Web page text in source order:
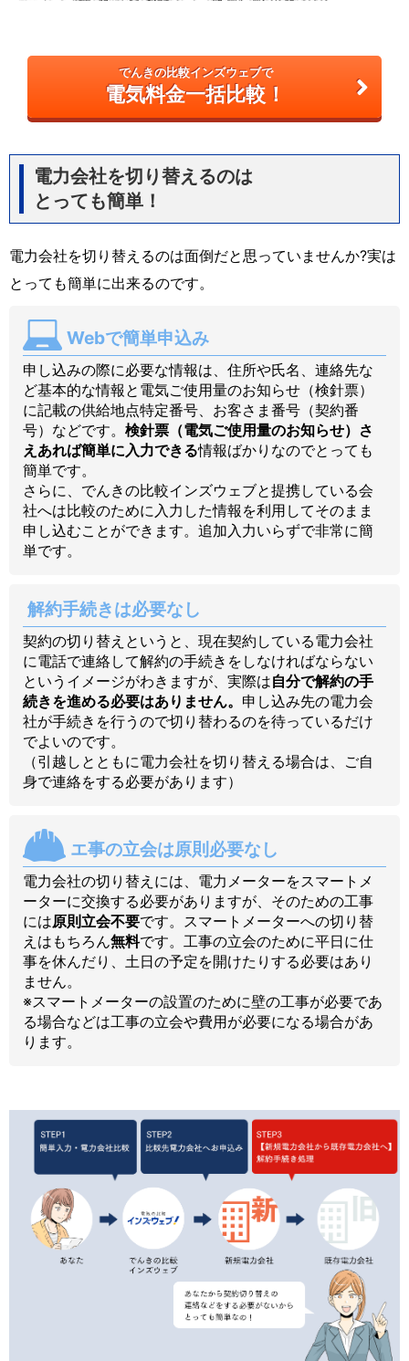
でんきの比較インズウェブで
電気料金一括比較！
電力会社を切り替えるのは
とっても簡単！
電力会社を切り替えるのは面倒だと思っていませんか?実は
とっても簡単に出来るのです。
Webで簡単申込み
申し込みの際に必要な情報は、住所や氏名、連絡先な
ど基本的な情報と電気ご使用量のお知らせ（検針票）
に記載の供給地点特定番号、お客さま番号（契約番
号）などです。 検針票（電気ご使用量のお知らせ）さ
えあれば簡単に入力できる情報ばかりなのでとっても
簡単です。
さらに、でんきの比較インズウェブと提携している会
社へは比較のために入力した情報を利用してそのまま
申し込むことができます。追加入力いらずで非常に簡
単です。
解約手続きは必要なし
契約の切り替えというと、現在契約している電力会社
に電話で連絡して解約の手続きをしなければならない
というイメージがわきますが、実際は自分で解約の手
続きを進める必要はありません。 申し込み先の電力会
社が手続きを行うので切り替わるのを待っているだけ
でよいのです。
（引越しとともに電力会社を切り替える場合は、ご自
身で連絡をする必要があります）
エ事の立会は原則必要なし
電力会社の切り替えには、電力メーターをスマートメ
ーターに交換する必要がありますが、そのための工事
には原則立会不要です。スマートメーターへの切り替
えはもちろん無料です。工事の立会のために平日に仕
事を休んだり、土日の予定を開けたりする必要はあり
ません。
※スマートメーターの設置のために壁の工事が必要であ
る場合などは工事の立会や費用が必要になる場合があ
ります。